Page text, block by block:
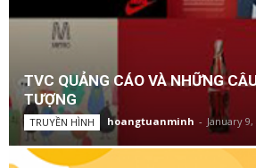
TVC QUẢNG CÁO VÀ NHỮNG
TƯỢNG
TRUYỀN HÌNH hoangtuanminh - January 9,